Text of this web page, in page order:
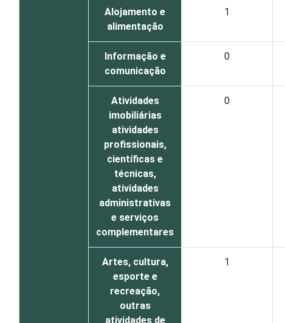
Alojamento e
alimentação
1
Informação e
comunicação
0
Atividades
imobiliárias
atividades
profissionais,
científicas e
técnicas,
atividades
administrativas
e serviços
complementares
0
Artes, cultura,
esporte e
recreação,
outras
atividades de
1